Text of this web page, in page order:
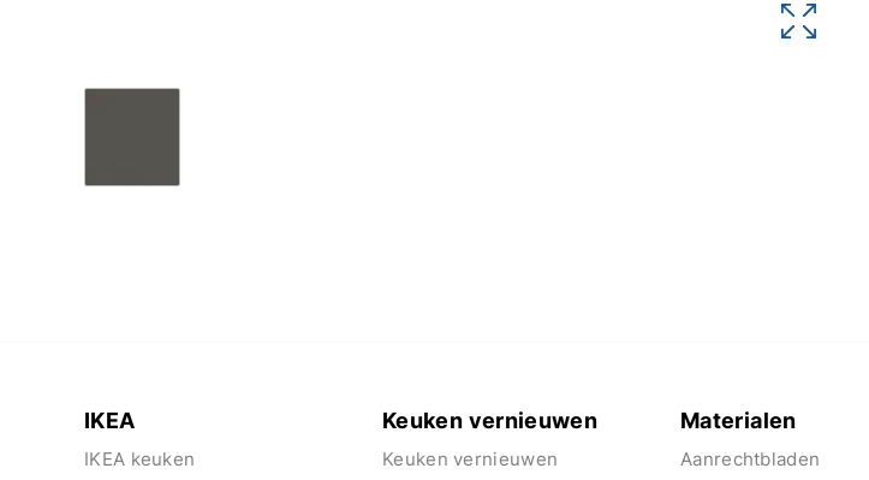
IKEA
IKEA keuken
Keuken vernieuwen
Keuken vernieuwen
Materialen
Aanrechtbladen